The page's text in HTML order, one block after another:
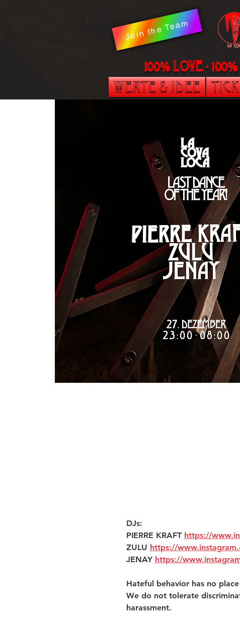
100% LOVE -
Join the Team
Werte & Idee
DJs:
PIERRE KRAFT https://
ZULU https://
JENAY https://
Hateful behavior has no
We do not tolerate
harassment.